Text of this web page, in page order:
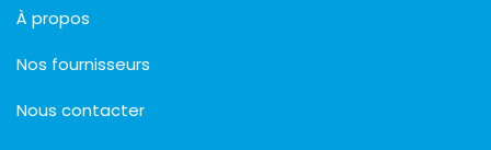
À propos
Nos fournisseurs
Nous contacter